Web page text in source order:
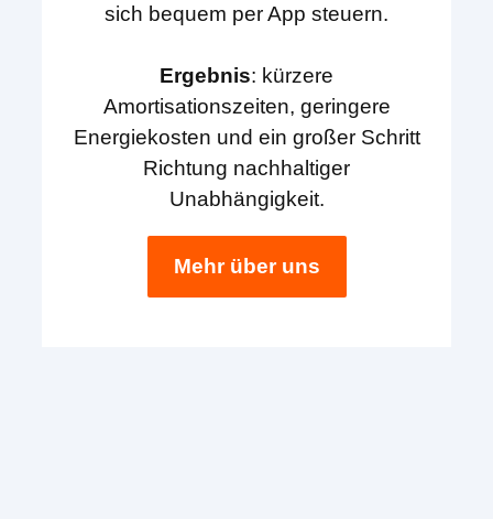
sich bequem per App steuern.
Ergebnis: kürzere
Amortisationszeiten, geringere
Energiekosten und ein großer Schritt
Richtung nachhaltiger
Unabhängigkeit.
Mehr über uns